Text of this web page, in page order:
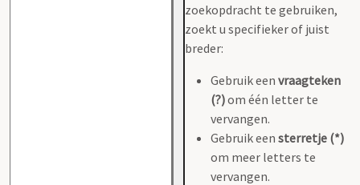
zoekopdracht te gebruiken,
zoekt u specifieker of juist
breder:
Gebruik een vraagteken
(?)om één letter te
vervangen.
Gebruik een sterretje (*)
om meer letters te
vervangen.